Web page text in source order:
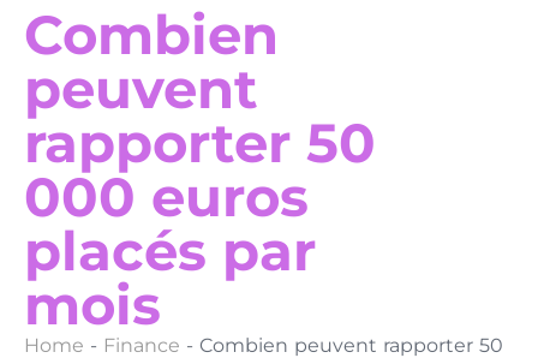
Combien
peuvent
rapporter 50
000 euros
placés par
mois
Home - Finance - Combien peuvent rapporter 50